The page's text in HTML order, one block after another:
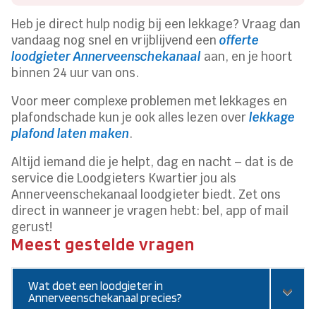
Heb je direct hulp nodig bij een lekkage? Vraag dan
vandaag nog snel en vrijblijvend eenofferte
loodgieter Annerveenschekanaal aan, en je hoort
binnen 24 uur van ons.
Voor meer complexe problemen met lekkages en
plafondschade kun je ook alles lezen overlekkage
plafond laten maken.
Altijd iemand die je helpt, dag en nacht – dat is de
service die Loodgieters Kwartier jou als
Annerveenschekanaal loodgieter biedt. Zet ons
direct in wanneer je vragen hebt: bel, app of mail
gerust!
Meest gestelde vragen
Wat doet een loodgieter in
Annerveenschekanaal precies?